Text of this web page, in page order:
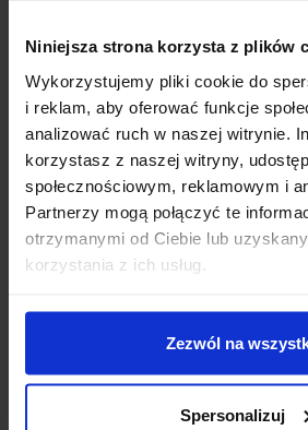
Niniejsza strona korzysta z plików
Wykorzystujemy pliki cookie do
i reklam, aby oferować funkcje
analizować ruch w naszej witrynie.
korzystasz z naszej witryny,
społecznościowym, reklamowym i
Partnerzy mogą połączyć te
otrzymanymi od Ciebie lub
korzystania z ich usług.
Zezwól na
Spersonalizuj